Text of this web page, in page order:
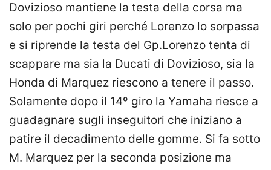
Dovizioso mantiene la testa della corsa ma
solo per pochi giri perché Lorenzo lo sorpassa
e si riprende la testa del Gp.Lorenzo tenta di
scappare ma sia la Ducati di Dovizioso, sia la
Honda di Marquez riescono a tenere il passo.
Solamente dopo il 14º giro la Yamaha riesce a
guadagnare sugli inseguitori che iniziano a
patire il decadimento delle gomme. Si fa sotto
M. Marquez per la seconda posizione ma